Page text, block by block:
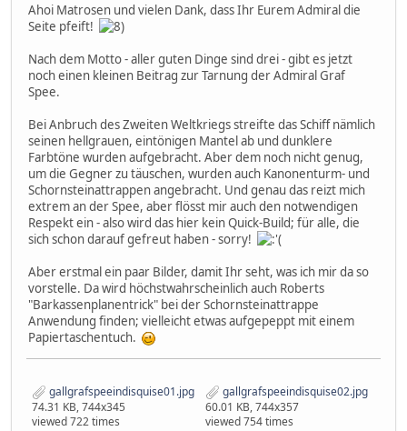
Ahoi Matrosen und vielen Dank, dass Ihr Eurem Admiral die
Seite pfeift!
Nach dem Motto - aller guten Dinge sind drei - gibt es jetzt
noch einen kleinen Beitrag zur Tarnung der Admiral Graf
Spee.
Bei Anbruch des Zweiten Weltkriegs streifte das Schiff nämlich
seinen hellgrauen, eintönigen Mantel ab und dunklere
Farbtöne wurden aufgebracht. Aber dem noch nicht genug,
um die Gegner zu täuschen, wurden auch Kanonenturm- und
Schornsteinattrappen angebracht. Und genau das reizt mich
extrem an der Spee, aber flösst mir auch den notwendigen
Respekt ein - also wird das hier kein Quick-Build; für alle, die
sich schon darauf gefreut haben - sorry!
Aber erstmal ein paar Bilder, damit Ihr seht, was ich mir da so
vorstelle. Da wird höchstwahrscheinlich auch Roberts
"Barkassenplanentrick" bei der Schornsteinattrappe
Anwendung finden; vielleicht etwas aufgepeppt mit einem
Papiertaschentuch.
gallgrafspeeindisquise01.jpg
74.31 KB, 744x345
viewed 722 times
gallgrafspeeindisquise02.jpg
60.01 KB, 744x357
viewed 754 times